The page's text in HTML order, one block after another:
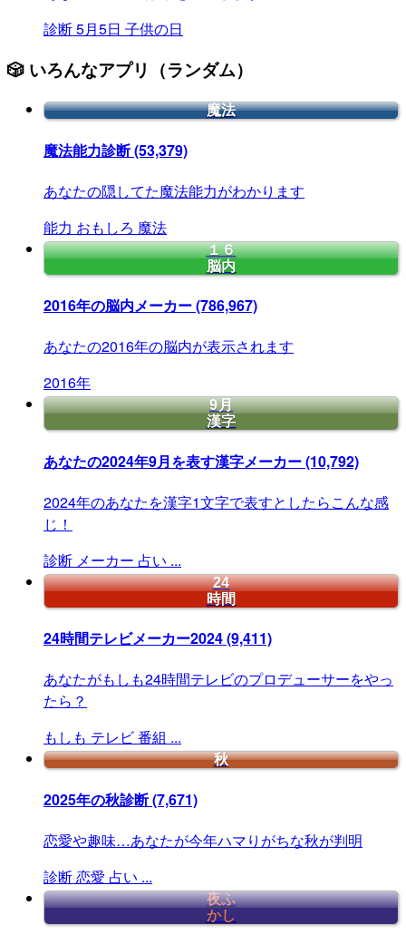
診断5月5日 子供の日
🎲 いろんなアプリ（ランダム）
魔法
魔法能力診断(53,379)
あなたの隠してた魔法能力がわかります
能力 おもしろ 魔法
１６
脳内
2016年の脳内メーカー(786,967)
あなたの2016年の脳内が表示されます
2016年
9月
漢字
あなたの2024年9月を表す漢字メーカー(10,792)
2024年のあなたを漢字1文字で表すとしたらこんな感
じ！
診断 メーカー 占い ...
24
時間
24時間テレビメーカー2024(9,411)
あなたがもしも24時間テレビのプロデューサーをやっ
たら？
もしも テレビ番組 ...
秋
2025年の秋診断(7,671)
恋愛や趣味…あなたが今年ハマりがちな秋が判明
診断恋愛 占い ...
夜ふ
かし